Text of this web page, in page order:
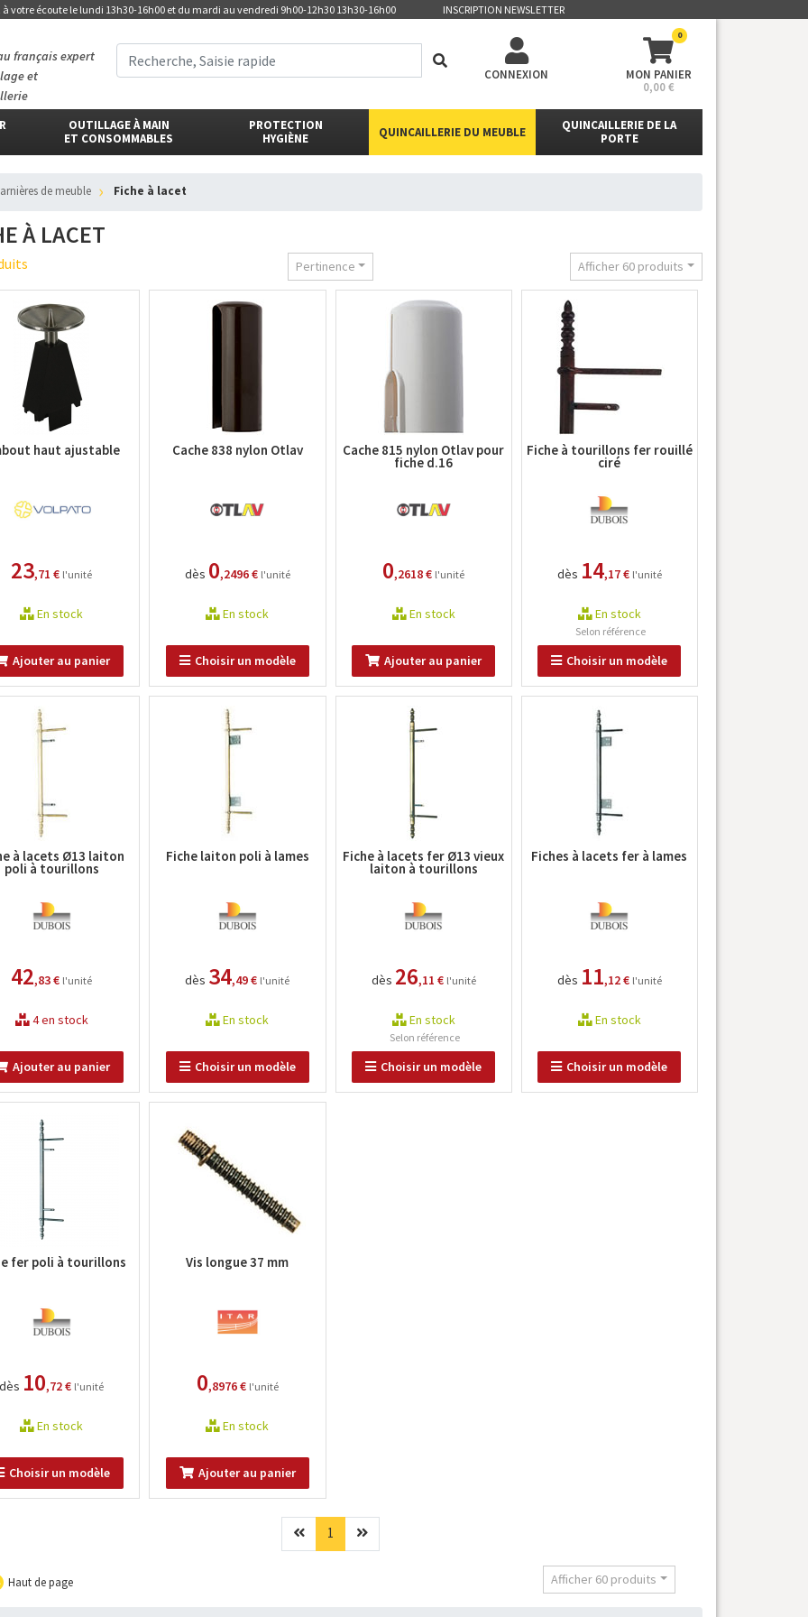
à votre écoute le lundi 13h30-16h00 et du mardi au vendredi 9h00-12h30 13h30-16h00 INSCRIPTION NEWSLETTER
français expert
et
CONNEXION
0
MON PANIER
0,00 €
OUTILLAGE À MAIN
ET CONSOMMABLES
PROTECTION
HYGIÈNE
QUINCAILLERIE DU MEUBLE
QUINCAILLERIE DE LA
PORTE
de meuble Fiche à lacet
À LACET
Pertinence Afficher 60 produits
haut ajustable
23,71 € l'unité
En stock
Ajouter au panier
Cache 838 nylon Otlav
dès 0,2496 € l'unité
En stock
Choisir un modèle
Cache 815 nylon Otlav pour
fiche d.16
0,2618 € l'unité
En stock
Ajouter au panier
Fiche à tourillons fer rouillé
ciré
dès 14,17 € l'unité
En stock
Selon référence
Choisir un modèle
à lacets Ø13 laiton
poli à tourillons
42,83 € l'unité
4 en stock
Ajouter au panier
Fiche laiton poli à lames
dès 34,49 € l'unité
En stock
Choisir un modèle
Fiche à lacets fer Ø13 vieux
laiton à tourillons
dès 26,11 € l'unité
En stock
Selon référence
Choisir un modèle
Fiches à lacets fer à lames
dès 11,12 € l'unité
En stock
Choisir un modèle
fer poli à tourillons
dès 10,72 € l'unité
En stock
Choisir un modèle
Vis longue 37 mm
0,8976 € l'unité
En stock
Ajouter au panier
Précédent
1 (current)Suivant
Haut de page Afficher 60 produits